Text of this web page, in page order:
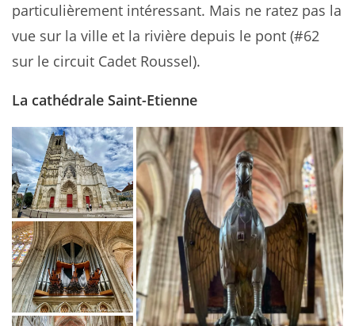
particulièrement intéressant. Mais ne ratez pas la
vue sur la ville et la rivière depuis le pont (#62
sur le circuit Cadet Roussel).
La cathédrale Saint-Etienne